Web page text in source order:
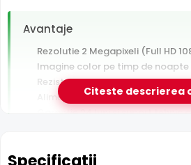
Avantaje
Rezolutie 2 Megapixeli (Full HD
Imagine color pe timp de noapte
Rezistenta la exterior — ploaie,
Alimentare PoE — un singur
Garantie 24 luni si suport tehnic
Citeste descrierea